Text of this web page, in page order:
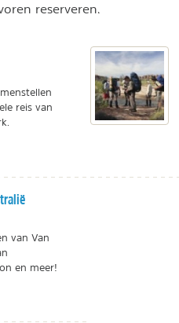
reserveren.
reis van
van Van
en meer!